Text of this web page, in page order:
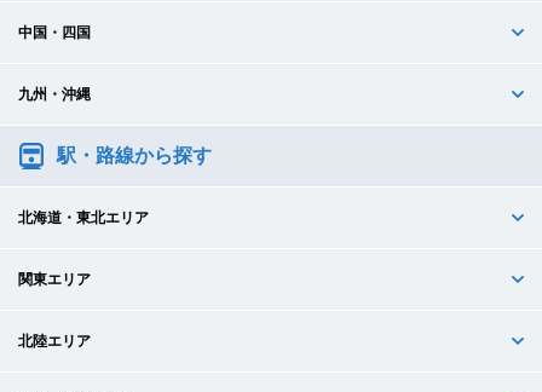
中国・四国
九州・沖縄
駅・路線から探す
北海道・東北エリア
関東エリア
北陸エリア